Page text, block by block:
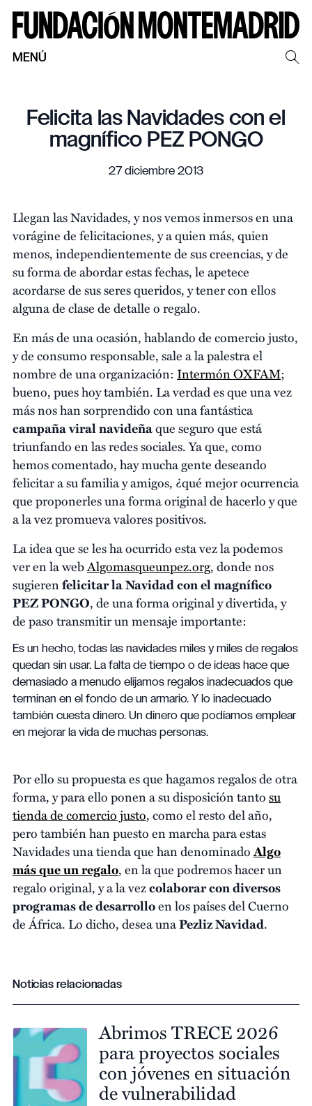
MENÚ
Felicita las Navidades con el
magnífico PEZ PONGO
27 diciembre 2013
Llegan las Navidades, y nos vemos inmersos en una
vorágine de felicitaciones, y a quien más, quien
menos, independientemente de sus creencias, y de
su forma de abordar estas fechas, le apetece
acordarse de sus seres queridos, y tener con ellos
alguna de clase de detalle o regalo.
En más de una ocasión, hablando de comercio justo,
y de consumo responsable, sale a la palestra el
nombre de una organización: Intermón OXFAM;
bueno, pues hoy también. La verdad es que una vez
más nos han sorprendido con una fantástica
campaña viral navideñaque seguro que está
triunfando en las redes sociales. Ya que, como
hemos comentado, hay mucha gente deseando
felicitar a su familia y amigos, ¿qué mejor ocurrencia
que proponerles una forma original de hacerlo y que
a la vez promueva valores positivos.
La idea que se les ha ocurrido esta vez la podemos
ver en la webAlgomasqueunpez.org, donde nos
sugierenfelicitar la Navidad con el magnífico
PEZ PONGO, de una forma original y divertida, y
de paso transmitir un mensaje importante:
Es un hecho, todas las navidades miles y miles de regalos
quedan sin usar. La falta de tiempo o de ideas hace que
demasiado a menudo elijamos regalos inadecuados que
terminan en el fondo de un armario. Y lo inadecuado
también cuesta dinero. Un dinero que podíamos emplear
en mejorar la vida de muchas personas.
Por ello su propuesta es que hagamos regalos de otra
forma, y para ello ponen a su disposición tantosu
tienda de comercio justo, como el resto del año,
pero también han puesto en marcha para estas
Navidades una tienda que han denominadoAlgo
más que un regalo, en la que podremos hacer un
regalo original, y a la vezcolaborar con diversos
programas de desarrolloen los países del Cuerno
de África. Lo dicho, desea unaPezliz Navidad.
Noticias relacionadas
Abrimos TRECE 2026
para proyectos sociales
con jóvenes en situación
de vulnerabilidad